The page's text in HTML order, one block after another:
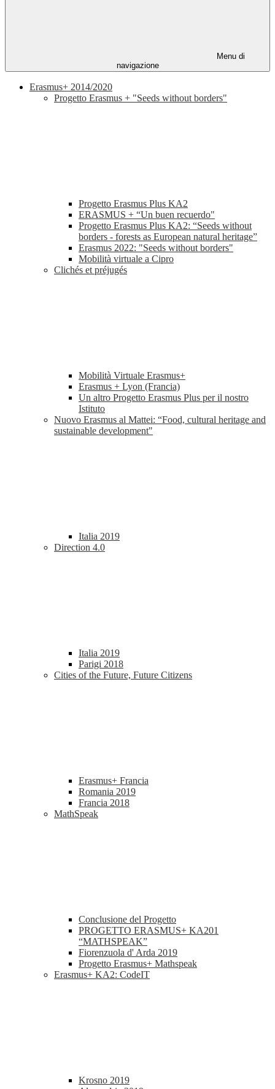
Menu di
navigazione
Erasmus+ 2014/2020
Progetto Erasmus + "Seeds without borders"
Progetto Erasmus Plus KA2
ERASMUS + “Un buen recuerdo"
Progetto Erasmus Plus KA2: “Seeds without
borders - forests as European natural heritage”
Erasmus 2022: "Seeds without borders"
Mobilità virtuale a Cipro
Clichés et préjugés
Mobilità Virtuale Erasmus+
Erasmus + Lyon (Francia)
Un altro Progetto Erasmus Plus per il nostro
Istituto
Nuovo Erasmus al Mattei: “Food, cultural heritage and
sustainable development"
Italia 2019
Direction 4.0
Italia 2019
Parigi 2018
Cities of the Future, Future Citizens
Erasmus+ Francia
Romania 2019
Francia 2018
MathSpeak
Conclusione del Progetto
PROGETTO ERASMUS+ KA201
“MATHSPEAK”
Fiorenzuola d' Arda 2019
Progetto Erasmus+ Mathspeak
Erasmus+ KA2: CodeIT
Krosno 2019